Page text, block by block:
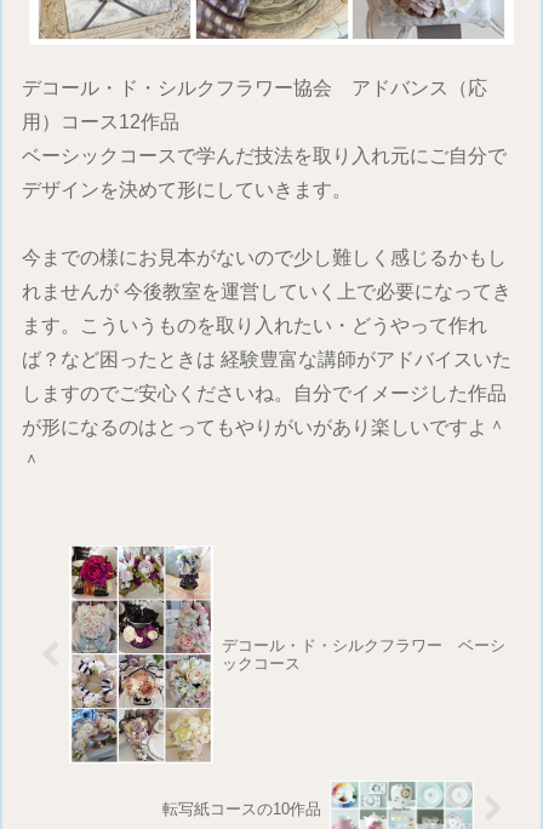
デコール・ド・シルクフラワー協会 アドバンス（応
用）コース12作品
ベーシックコースで学んだ技法を取り入れ元にご自分で
デザインを決めて形にしていきます。
今までの様にお見本がないので少し難しく感じるかもし
れませんが 今後教室を運営していく上で必要になってき
ます。こういうものを取り入れたい・どうやって作れ
ば？など困ったときは 経験豊富な講師がアドバイスいた
しますのでご安心くださいね。自分でイメージした作品
が形になるのはとってもやりがいがあり楽しいですよ＾
＾
デコール・ド・シルクフラワー ベーシ
ックコース
転写紙コースの10作品